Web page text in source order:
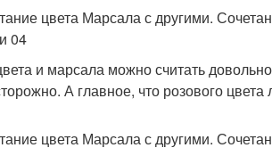
и марсала можно считать
А главное, что розового